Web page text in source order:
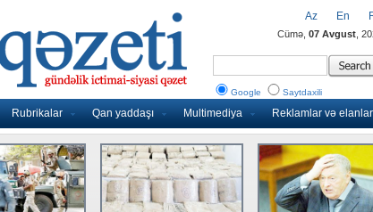
Rubrikalar Qan yaddaşı Multimediya Reklamlar və elanlar
Az En
Cümə, 07 Avgust ,
Google Saytdaxili